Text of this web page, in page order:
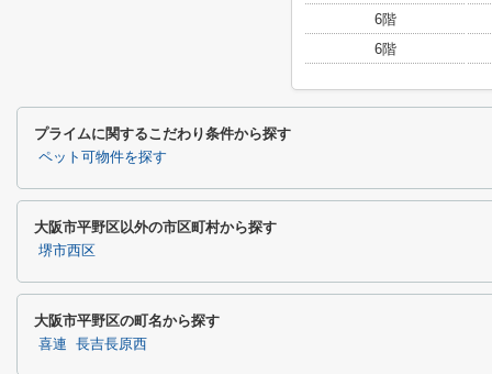
6階
6階
プライムに関するこだわり条件から探す
ペット可物件を探す
大阪市平野区以外の市区町村から探す
堺市西区
大阪市平野区の町名から探す
喜連 長吉長原西